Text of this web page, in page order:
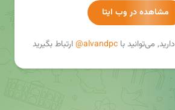
مشاهده در وب ایتا
دارید, می‌توانید با @alvandpc